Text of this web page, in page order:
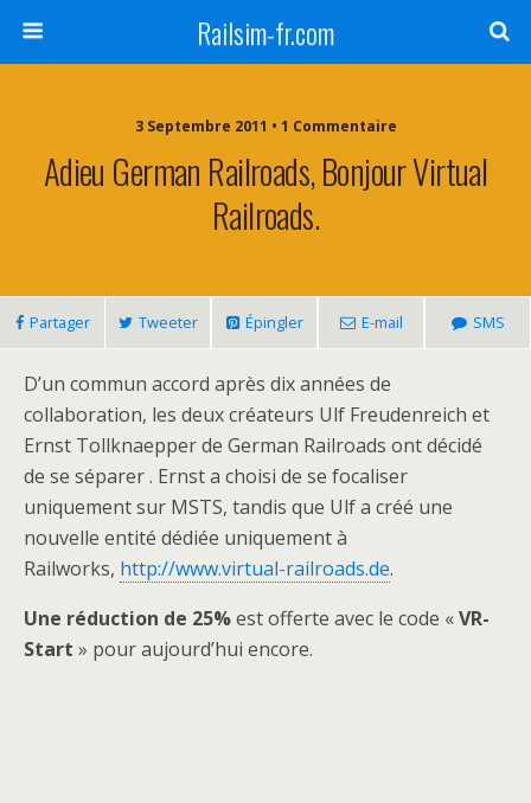
Railsim-fr.com
3 Septembre 2011 • 1 Commentaire
Adieu German Railroads, Bonjour Virtual
Railroads.
Partager Tweeter Épingler E-mail SMS
D’un commun accord après dix années de
collaboration, les deux créateurs Ulf Freudenreich et
Ernst Tollknaepper de German Railroads ont décidé
de se séparer . Ernst a choisi de se focaliser
uniquement sur MSTS, tandis que Ulf a créé une
nouvelle entité dédiée uniquement à
Railworks, http://www.virtual-railroads.de.
Une réduction de 25%est offerte avec le code «VR-
Start » pour aujourd’hui encore.